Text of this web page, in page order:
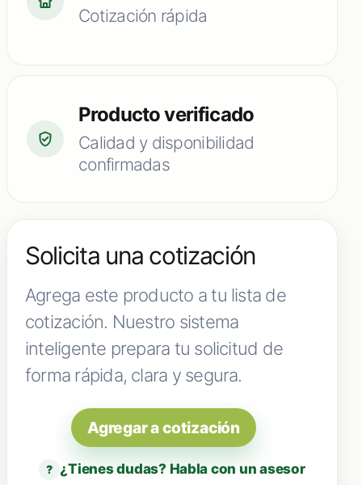
Cotización rápida
Producto verificado
Calidad y disponibilidad
confirmadas
Solicita una cotización
Agrega este producto a tu lista de
cotización. Nuestro sistema
inteligente prepara tu solicitud de
forma rápida, clara y segura.
Agregar a cotización
? ¿Tienes dudas? Habla con un asesor